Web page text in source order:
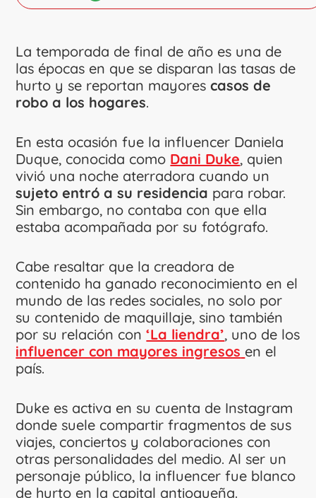
La temporada de final de año es una de
las épocas en que se disparan las tasas de
hurto y se reportan mayorescasos de
robo a los hogares.
En esta ocasión fue la influencer Daniela
Duque, conocida como Dani Duke, quien
vivió una noche aterradora cuando un
sujeto entró a su residencia para robar.
Sin embargo, no contaba con que ella
estaba acompañada por su fotógrafo.
Cabe resaltar que la creadora de
contenido ha ganado reconocimiento en el
mundo de las redes sociales, no solo por
su contenido de maquillaje, sino también
por su relación con‘La liendra’, uno de los
influencer con mayores ingresos en el
país.
Duke es activa en su cuenta de Instagram
donde suele compartir fragmentos de sus
viajes, conciertos y colaboraciones con
otras personalidades del medio. Al ser un
personaje público, la influencer fue blanco
de hurto en la capital antioqueña.